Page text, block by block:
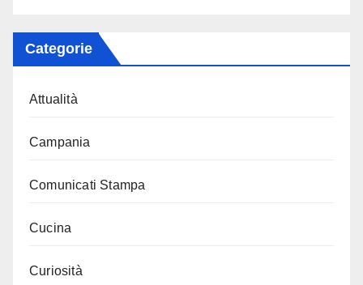
Categorie
Attualità
Campania
Comunicati Stampa
Cucina
Curiosità